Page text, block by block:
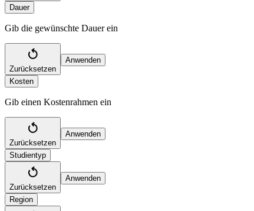
Dauer
Gib die gewünschte Dauer ein
Zurücksetzen
Anwenden
Kosten
Gib einen Kostenrahmen ein
Zurücksetzen
Anwenden
Studientyp
Zurücksetzen
Anwenden
Region